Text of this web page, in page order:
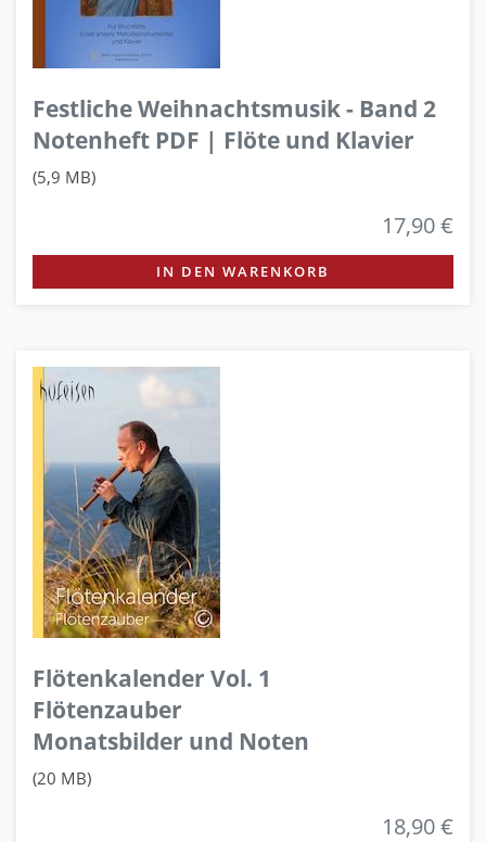
Festliche Weihnachtsmusik - Band 2
Notenheft PDF | Flöte und Klavier
(5,9 MB)
17,90 €
IN DEN WARENKORB
Flötenkalender Vol. 1
Flötenzauber
Monatsbilder und Noten
(20 MB)
18,90 €